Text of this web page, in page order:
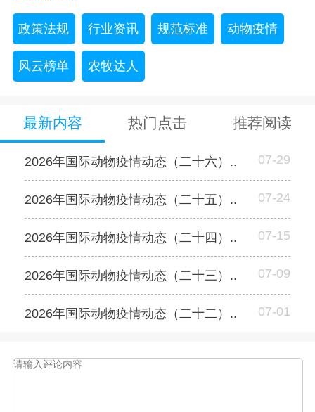
政策法规 行业资讯 规范标准 动物疫情
风云榜单 农牧达人
最新内容 热门点击 推荐阅读
2026年国际动物疫情动态（二十六）.. 07-29
2026年国际动物疫情动态（二十五）.. 07-24
2026年国际动物疫情动态（二十四）.. 07-15
2026年国际动物疫情动态（二十三）.. 07-09
2026年国际动物疫情动态（二十二）.. 07-01